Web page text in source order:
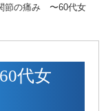
節の痛み 〜60代女
代女